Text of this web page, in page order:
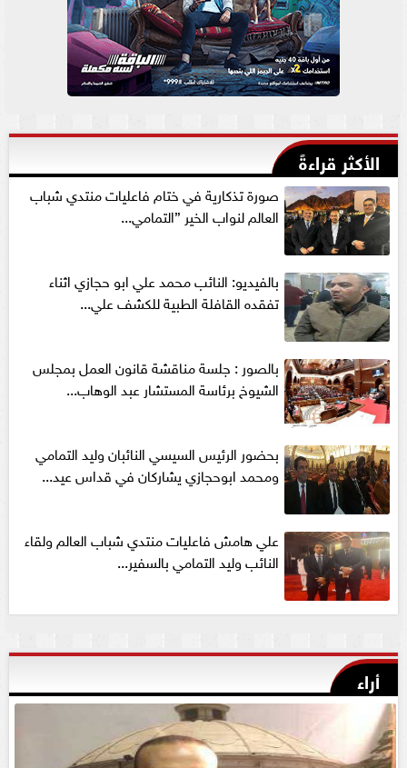
الأكثر قراءةً
صورة تذكارية في ختام فاعليات منتدي شباب
العالم لنواب الخير ”التمامي...
بالفيديو: النائب محمد علي ابو حجازي اثناء
تفقده القافلة الطبية للكشف علي...
بالصور : جلسة مناقشة قانون العمل بمجلس
الشيوخ برئاسة المستشار عبد الوهاب...
بحضور الرئيس السيسي النائبان وليد التمامي
ومحمد ابوحجازي يشاركان في قداس عيد...
علي هامش فاعليات منتدي شباب العالم ولقاء
النائب وليد التمامي بالسفير...
أراء